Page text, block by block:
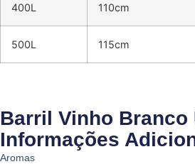
400L 110cm
500L 115cm
Barril Vinho Branco
Informações
Aromas